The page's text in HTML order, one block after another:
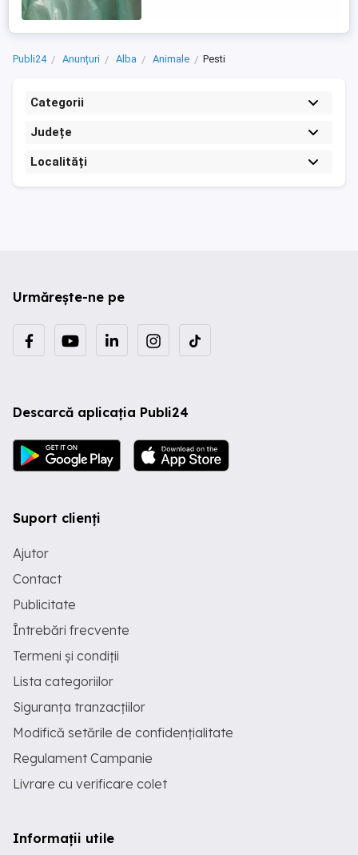
Publi24 Anunțuri Alba Animale Pesti
Categorii
Județe
Localități
Urmărește-ne pe
Descarcă aplicația Publi24
Suport clienți
Ajutor
Contact
Publicitate
Întrebări frecvente
Termeni și condiții
Lista categoriilor
Siguranța tranzacțiilor
Modifică setările de confidențialitate
Regulament Campanie
Livrare cu verificare colet
Informații utile